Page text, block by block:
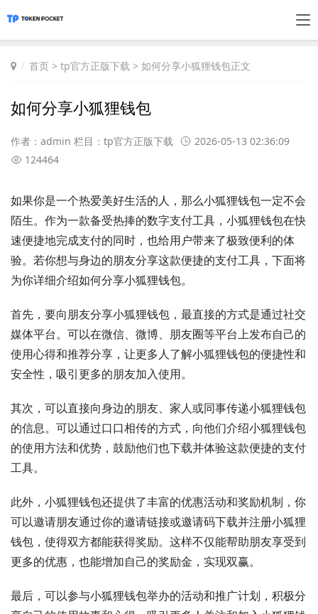
首页 > tp官方正版下载 > 如何分享小狐狸钱包正文
如何分享小狐狸钱包
作者：admin 栏目： tp官方正版下载
2026-05-13 02:36:09
124464
如果你是一个热爱美好生活的人，那么小狐狸钱包一定不会
陌生。作为一款备受热捧的数字支付工具，小狐狸钱包在快
速便捷地完成支付的同时，也给用户带来了极致便利的体
验。若你想与身边的朋友分享这款便捷的支付工具，下面将
为你详细介绍如何分享小狐狸钱包。
首先，要向朋友分享小狐狸钱包，最直接的方式是通过社交
媒体平台。可以在微信、微博、朋友圈等平台上发布自己的
使用心得和推荐分享，让更多人了解小狐狸钱包的便捷性和
安全性，吸引更多的朋友加入使用。
其次，可以直接向身边的朋友、家人或同事传递小狐狸钱包
的信息。可以通过口口相传的方式，向他们介绍小狐狸钱包
的使用方法和优势，鼓励他们也下载并体验这款便捷的支付
工具。
此外，小狐狸钱包还提供了丰富的优惠活动和奖励机制，你
可以邀请朋友通过你的邀请链接或邀请码下载并注册小狐狸
钱包，使得双方都能获得奖励。这样不仅能帮助朋友享受到
更多的优惠，也能增加自己的奖励金，实现双赢。
最后，可以参与小狐狸钱包举办的活动和推广计划，积极分